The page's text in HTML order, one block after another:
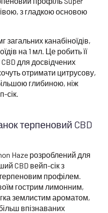
з гладкою основою
загальних канабіноїдів,
на 1 мл. Це робить її
для досвідчених
отримати цитрусову,
глибиною, ніж
сік.
терпеновий CBD
Haze розроблений для
CBD вейп-сік з
профілем.
гострим лимонним,
землистим ароматом,
впізнаваних